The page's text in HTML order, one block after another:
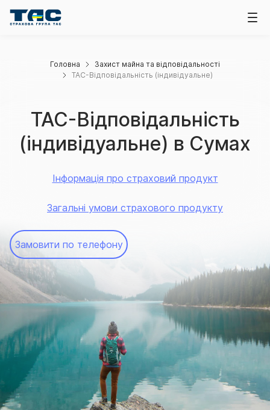
Головна
Захист майна та відповідальності
ТАС-Відповідальність (індивідуальне)
ТАС-Відповідальність
(індивідуальне) в Сумах
Інформація про страховий продукт
Загальні умови страхового продукту
Замовити по телефону